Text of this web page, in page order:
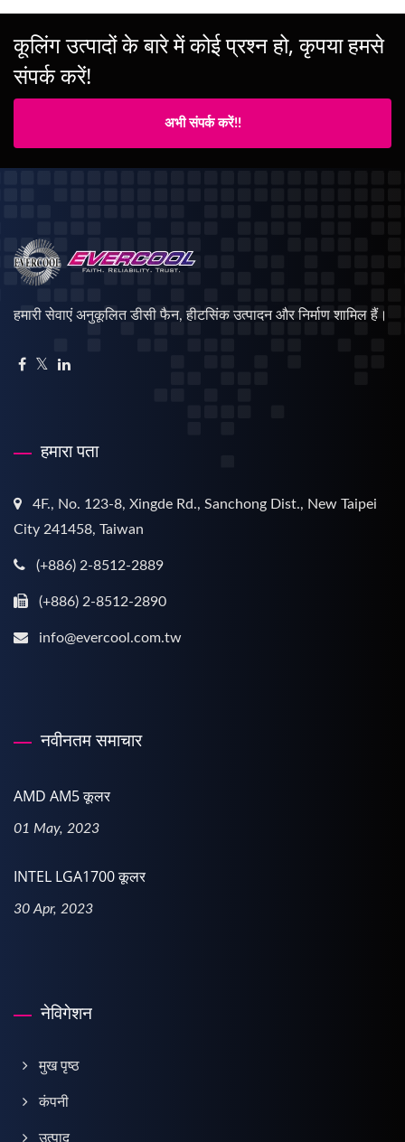
कूलिंग उत्पादों के बारे में कोई प्रश्न हो, कृपया हमसे
संपर्क करें!
अभी संपर्क करें!!
हमारी सेवाएं अनुकूलित डीसी फैन, हीटसिंक उत्पादन और निर्माण शामिल हैं।
हमारा पता
4F., No. 123-8, Xingde Rd., Sanchong Dist., New Taipei
City 241458, Taiwan
(+886) 2-8512-2889
(+886) 2-8512-2890
info@evercool.com.tw
नवीनतम समाचार
AMD AM5 कूलर
01 May, 2023
INTEL LGA1700 कूलर
30 Apr, 2023
नेविगेशन
मुख पृष्ठ
कंपनी
उत्पाद